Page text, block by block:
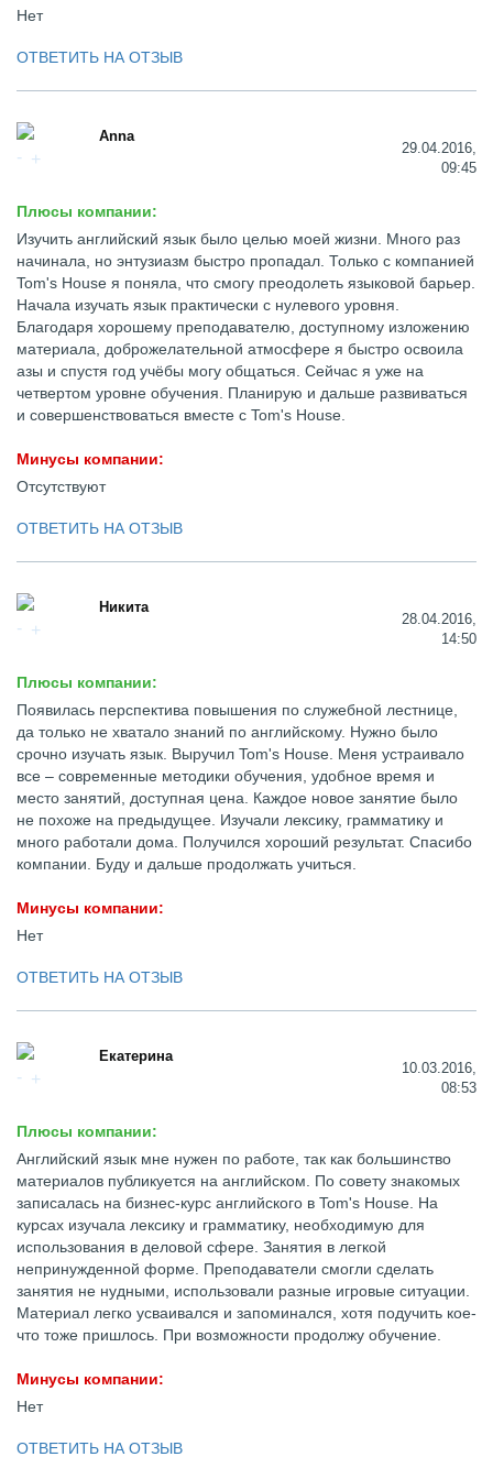
Нет
ОТВЕТИТЬ НА ОТЗЫВ
Anna
29.04.2016,
09:45
Плюсы компании:
Изучить английский язык было целью моей жизни. Много раз
начинала, но энтузиазм быстро пропадал. Только с компанией
Tom's House я поняла, что смогу преодолеть языковой барьер.
Начала изучать язык практически с нулевого уровня.
Благодаря хорошему преподавателю, доступному изложению
материала, доброжелательной атмосфере я быстро освоила
азы и спустя год учёбы могу общаться. Сейчас я уже на
четвертом уровне обучения. Планирую и дальше развиваться
и совершенствоваться вместе с Tom's House.
Минусы компании:
Отсутствуют
ОТВЕТИТЬ НА ОТЗЫВ
Никита
28.04.2016,
14:50
Плюсы компании:
Появилась перспектива повышения по служебной лестнице,
да только не хватало знаний по английскому. Нужно было
срочно изучать язык. Выручил Tom's House. Меня устраивало
все – современные методики обучения, удобное время и
место занятий, доступная цена. Каждое новое занятие было
не похоже на предыдущее. Изучали лексику, грамматику и
много работали дома. Получился хороший результат. Спасибо
компании. Буду и дальше продолжать учиться.
Минусы компании:
Нет
ОТВЕТИТЬ НА ОТЗЫВ
Екатерина
10.03.2016,
08:53
Плюсы компании:
Английский язык мне нужен по работе, так как большинство
материалов публикуется на английском. По совету знакомых
записалась на бизнес-курс английского в Tom's House. На
курсах изучала лексику и грамматику, необходимую для
использования в деловой сфере. Занятия в легкой
непринужденной форме. Преподаватели смогли сделать
занятия не нудными, использовали разные игровые ситуации.
Материал легко усваивался и запоминался, хотя подучить кое-
что тоже пришлось. При возможности продолжу обучение.
Минусы компании:
Нет
ОТВЕТИТЬ НА ОТЗЫВ